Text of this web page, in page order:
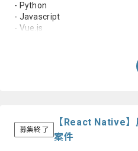
- Python
- Javascript
- Vue.js
募集終了
【React Native】
案件